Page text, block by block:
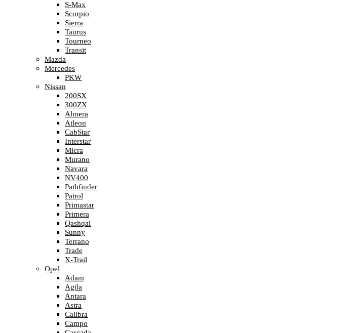
S-Max
Scorpio
Sierra
Taurus
Tourneo
Transit
Mazda
Mercedes
PKW
Nissan
200SX
300ZX
Almera
Atleon
CabStar
Interstar
Micra
Murano
Navara
NV400
Pathfinder
Patrol
Primastar
Primera
Qashqai
Sunny
Terrano
Trade
X-Trail
Opel
Adam
Agila
Antara
Astra
Calibra
Campo